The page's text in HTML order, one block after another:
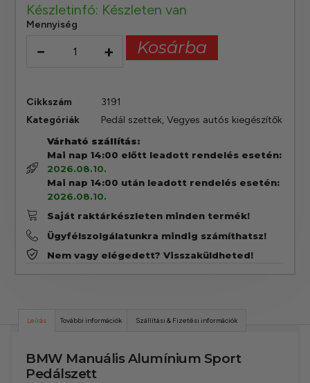
Készletinfó: Készleten van
Mennyiség
− + Kosárba
Cikkszám
3191
Kategóriák
Pedál szettek,Vegyes autós kiegészítők
Várható szállítás:
Mai nap 14:00 előtt leadott rendelés esetén:
2026.08.10.
Mai nap 14:00 után leadott rendelés esetén:
2026.08.10.
Saját raktárkészleten minden termék!
Ügyfélszolgálatunkra mindig számíthatsz!
Nem vagy elégedett? Visszaküldheted!
Leírás További információk Szállítási & Fizetési információk
BMW Manuális Alumínium Sport
Pedálszett